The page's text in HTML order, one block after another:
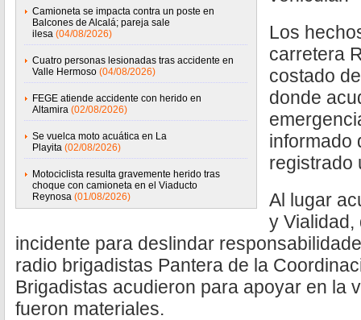
Camioneta se impacta contra un poste en
Balcones de Alcalá; pareja sale
ilesa (04/08/2026)
Cuatro personas lesionadas tras accidente en
Valle Hermoso (04/08/2026)
FEGE atiende accidente con herido en
Altamira (02/08/2026)
Se vuelca moto acuática en La
Playita (02/08/2026)
Motociclista resulta gravemente herido tras
choque con camioneta en el Viaducto
Reynosa (01/08/2026)
Los
carretera
costado
donde
informado
registrado
Al lugar
y Vialidad,
incidente para deslindar
radio brigadistas Pantera de la
Brigadistas acudieron para apoyar en la
fueron materiales.